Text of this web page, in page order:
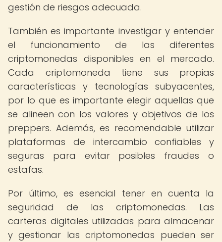
gestión de riesgos adecuada.
También es importante investigar y entender
el funcionamiento de las diferentes
criptomonedas disponibles en el mercado.
Cada criptomoneda tiene sus propias
características y tecnologías subyacentes,
por lo que es importante elegir aquellas que
se alineen con los valores y objetivos de los
preppers. Además, es recomendable utilizar
plataformas de intercambio confiables y
seguras para evitar posibles fraudes o
estafas.
Por último, es esencial tener en cuenta la
seguridad de las criptomonedas. Las
carteras digitales utilizadas para almacenar
y gestionar las criptomonedas pueden ser